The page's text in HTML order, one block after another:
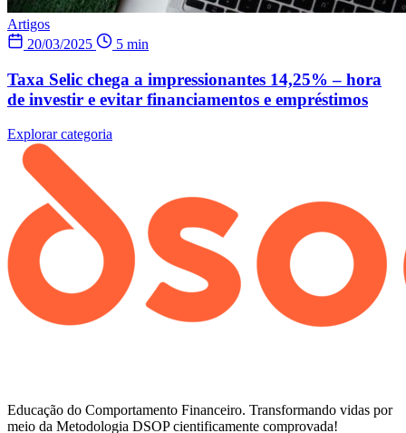
Artigos
20/03/2025
5 min
Taxa Selic chega a impressionantes 14,25% – hora
de investir e evitar financiamentos e empréstimos
Explorar categoria
Educação do Comportamento Financeiro. Transformando vidas por
meio da Metodologia DSOP cientificamente comprovada!